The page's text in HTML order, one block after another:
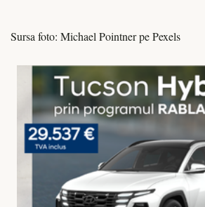
Sursa foto: Michael Pointner pe Pexels